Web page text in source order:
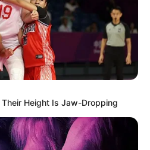
shqiptar ndahet në disa
kanë qasje të ndryshme: disa
kanë bërë, të tjerët me
Height Is Jaw-Dropping